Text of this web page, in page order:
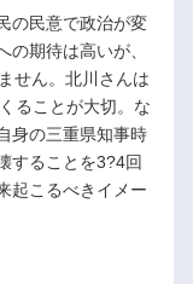
の民意で政治が変
期待は高いが、
せん。北川さんは
ることが大切。な
身の三重県知事時
することを3?4回
起こるべきイメー